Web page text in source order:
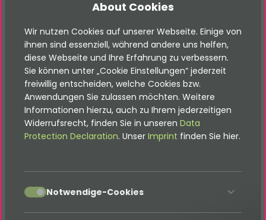
Glossar-Listenansicht
Optionale Detailansicht (SEO optimiert, mit
Meta- und OG-Tags)
Interner Zähler für die Summe der Aufrufe der
Glossar-Detailseiten (Listen-Sortierung nach
Aufrufen möglich)
Bilder und Kategorisierungen für Glossar-
Einträge
markierbar
RSS-Feed für Integration in Dritt-System oder
About Cookies
Wir nutzen Cookies auf unserer Webseite. Einige von
ihnen sind essenziell, während andere uns helfen,
diese Webseite und Ihre Erfahrung zu verbessern.
Sie können unter „Cookie Einstellungen“ jederzeit
freiwillig entscheiden, welche Cookies bzw.
Anwendungen Sie zulassen möchten. Weitere
Informationen hierzu, auch zu Ihrem jederzeitigen
Widerrufsrecht, finden Sie in unseren Data
Protection Declaration. Unser Imprint finden Sie hier.
accept Notwendige-Cookies